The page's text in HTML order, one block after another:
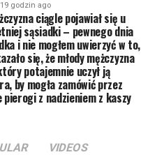
19 godzin ago
ciągle pojawiał się u
sąsiadki – pewnego dnia
i nie mogłem uwierzyć w to,
się, że młody mężczyzna
potajemnie uczył ją
by mogła zamówić przez
z nadzieniem z kaszy
VIDEOS